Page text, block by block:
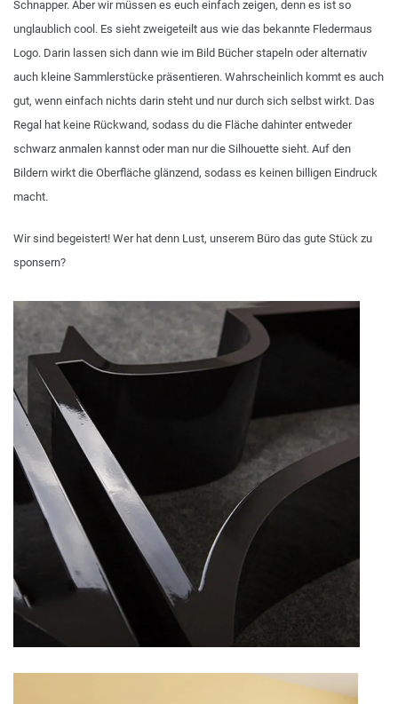
Schnapper. Aber wir müssen es euch einfach zeigen, denn es ist so
unglaublich cool. Es sieht zweigeteilt aus wie das bekannte Fledermaus
Logo. Darin lassen sich dann wie im Bild Bücher stapeln oder alternativ
auch kleine Sammlerstücke präsentieren. Wahrscheinlich kommt es auch
gut, wenn einfach nichts darin steht und nur durch sich selbst wirkt. Das
Regal hat keine Rückwand, sodass du die Fläche dahinter entweder
schwarz anmalen kannst oder man nur die Silhouette sieht. Auf den
Bildern wirkt die Oberfläche glänzend, sodass es keinen billigen Eindruck
macht.
Wir sind begeistert! Wer hat denn Lust, unserem Büro das gute Stück zu
sponsern?